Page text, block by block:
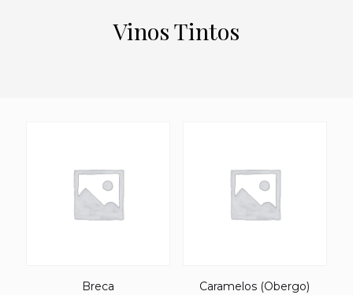
Vinos Tintos
Breca Caramelos (Obergo)